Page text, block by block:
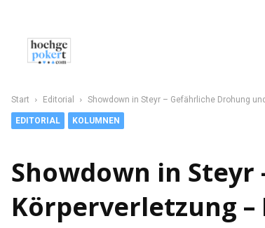
Start Editorial Showdown in Steyr – Gefährliche Drohung
EDITORIAL KOLUMNEN
Showdown in
Körperverletzung